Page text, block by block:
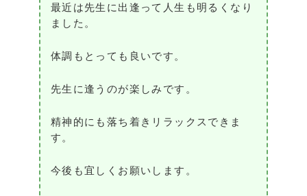
最近は先生に出逢って人生も明るくなり
ました。
体調もとっても良いです。
先生に逢うのが楽しみです。
精神的にも落ち着きリラックスできま
す。
今後も宜しくお願いします。